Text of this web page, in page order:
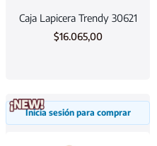
Caja Lapicera Trendy 30621
$16.065,00
Inicia sesión para comprar